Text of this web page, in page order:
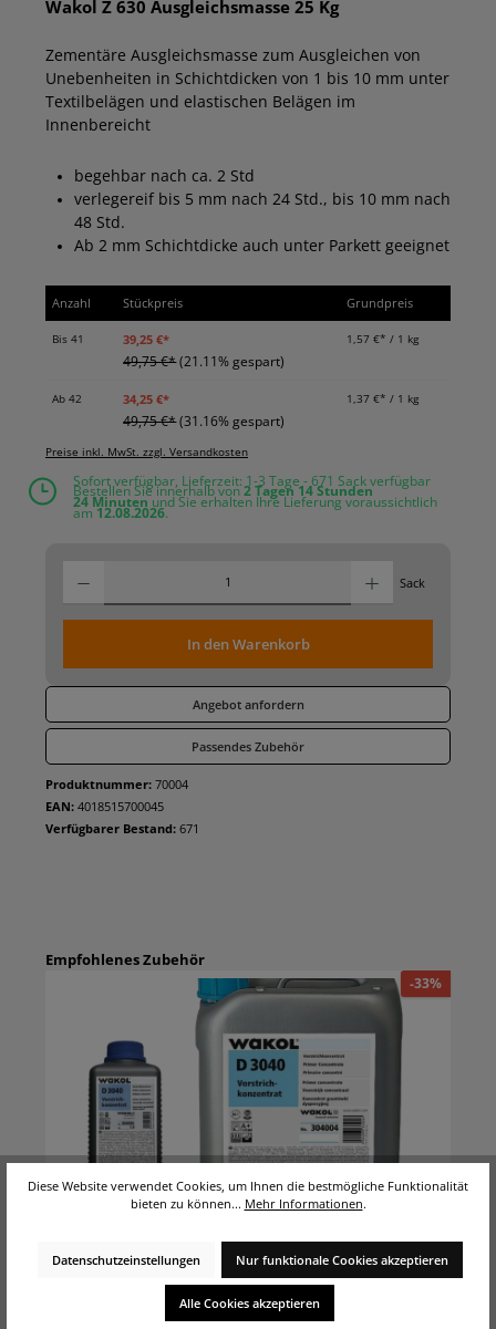
Wakol Z 630 Ausgleichsmasse 25 Kg
Zementäre Ausgleichsmasse zum Ausgleichen von
Unebenheiten in Schichtdicken von 1 bis 10 mm unter
Textilbelägen und elastischen Belägen im
Innenbereicht
begehbar nach ca. 2 Std
verlegereif bis 5 mm nach 24 Std., bis 10 mm nach
48 Std.
Ab 2 mm Schichtdicke auch unter Parkett geeignet
Anzahl Stückpreis Grundpreis
Bis41 39,25 €*
49,75 €*(21.11% gespart)
1,57 €* / 1 kg
Ab42 34,25 €*
49,75 €*(31.16% gespart)
1,37 €* / 1 kg
Preise inkl. MwSt. zzgl. Versandkosten
Sofort verfügbar, Lieferzeit: 1-3 Tage - 671 Sack verfügbar
Bestellen Sie innerhalb von2 Tagen14 Stunden
24 Minuten und Sie erhalten Ihre Lieferung voraussichtlich
am12.08.2026.
Sack
In den Warenkorb
Angebot anfordern
Passendes Zubehör
Produktnummer: 70004
EAN: 4018515700045
Verfügbarer Bestand: 671
Empfohlenes Zubehör
-33%
WAKOL D 3004 Vorstrichkonzentrat 5 kg
Dispersionsvorstrichkonzentrat zum Grundieren
von Zement-, Calciumsulfat-, Gussasphalt-,
Diese Website verwendet Cookies, um Ihnen die bestmögliche Funktionalität
bieten zu können... Mehr Informationen.
Datenschutzeinstellungen Nur funktionale Cookies akzeptieren
Alle Cookies akzeptieren